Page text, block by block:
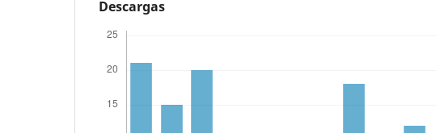
Descargas